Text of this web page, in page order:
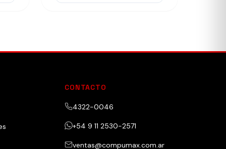
CONTACTO
4322-0046
+54 9 11 2530-2571
ventas@compumax.com.ar